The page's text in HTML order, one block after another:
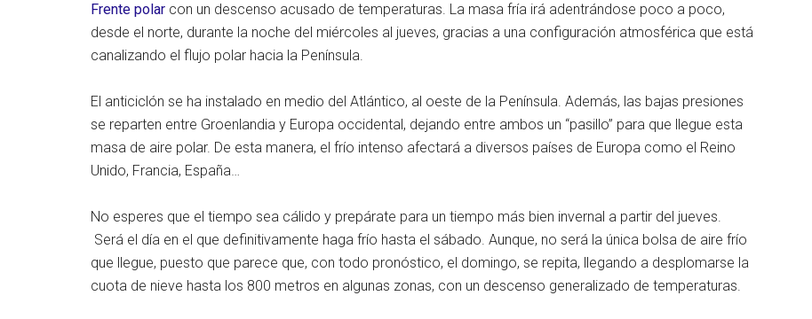
Frente polar con un descenso acusado de temperaturas. La masa fría irá adentrándose poco a poco,
desde el norte, durante la noche del miércoles al jueves, gracias a una configuración atmosférica que está
canalizando el flujo polar hacia la Península.
El anticiclón se ha instalado en medio del Atlántico, al oeste de la Península. Además, las bajas presiones
se reparten entre Groenlandia y Europa occidental, dejando entre ambos un “pasillo” para que llegue esta
masa de aire polar. De esta manera, el frío intenso afectará a diversos países de Europa como el Reino
Unido, Francia, España…
No esperes que el tiempo sea cálido y prepárate para un tiempo más bien invernal a partir del jueves.
Será el día en el que definitivamente haga frío hasta el sábado. Aunque, no será la única bolsa de aire frío
que llegue, puesto que parece que, con todo pronóstico, el domingo, se repita, llegando a desplomarse la
cuota de nieve hasta los 800 metros en algunas zonas, con un descenso generalizado de temperaturas.